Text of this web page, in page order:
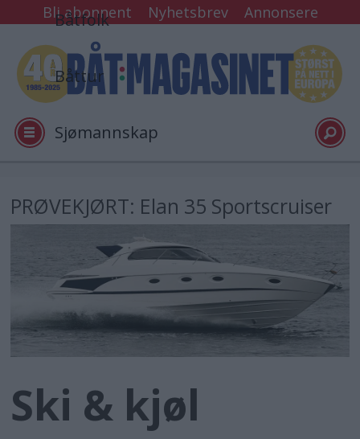
Bli abonnent Nyhetsbrev Annonsere
Båtfolk
Båttur
Sjømannskap
Video
Logg inn
PRØVEKJØRT: Elan 35 Sportscruiser
Ski & kjøl